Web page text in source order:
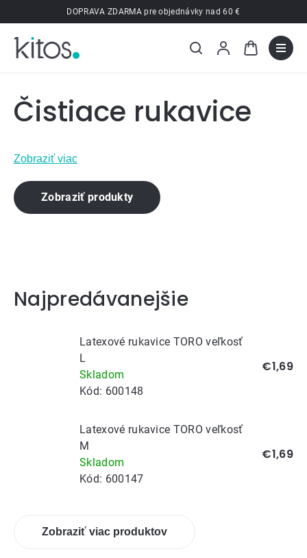
na
obsah
DOPRAVA ZDARMA pre objednávky nad 60 €
Čistiace rukavice
Zobraziť viac
Zobraziť produkty
Najpredávanejšie
Latexové rukavice TORO veľkosť
L
Skladom
Kód: 600148
€1,69
Latexové rukavice TORO veľkosť
M
Skladom
Kód: 600147
€1,69
Zobraziť viac produktov